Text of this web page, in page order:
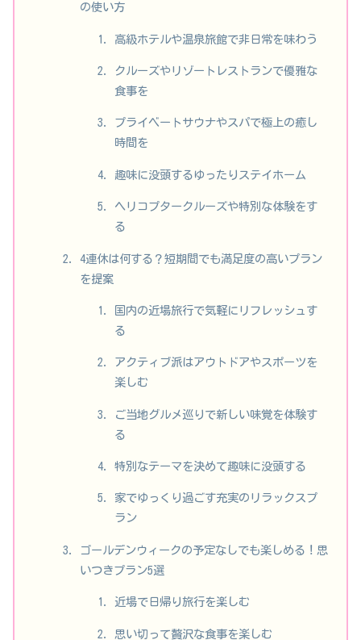
の使い方
高級ホテルや温泉旅館で非日常を味わう
クルーズやリゾートレストランで優雅な
食事を
プライベートサウナやスパで極上の癒し
時間を
趣味に没頭するゆったりステイホーム
ヘリコプタークルーズや特別な体験をす
る
4連休は何する？短期間でも満足度の高いプラン
を提案
国内の近場旅行で気軽にリフレッシュす
る
アクティブ派はアウトドアやスポーツを
楽しむ
ご当地グルメ巡りで新しい味覚を体験す
る
特別なテーマを決めて趣味に没頭する
家でゆっくり過ごす充実のリラックスプ
ラン
ゴールデンウィークの予定なしでも楽しめる！思
いつきプラン5選
近場で日帰り旅行を楽しむ
思い切って贅沢な食事を楽しむ